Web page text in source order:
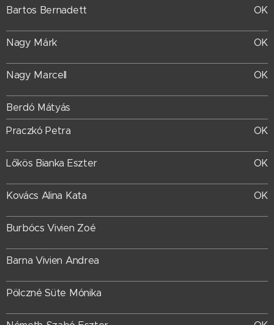
Bartos Bernadett OK
Nagy Márk OK
Nagy Marcell OK
Berdó Mátyás
Praczkó Petra
OK
Lőkös Bianka Eszter OK
Kovács Alina Kata OK
Burbócs Vivien Zoé
Barna Vivien Andrea
Pölczné Süte Mónika